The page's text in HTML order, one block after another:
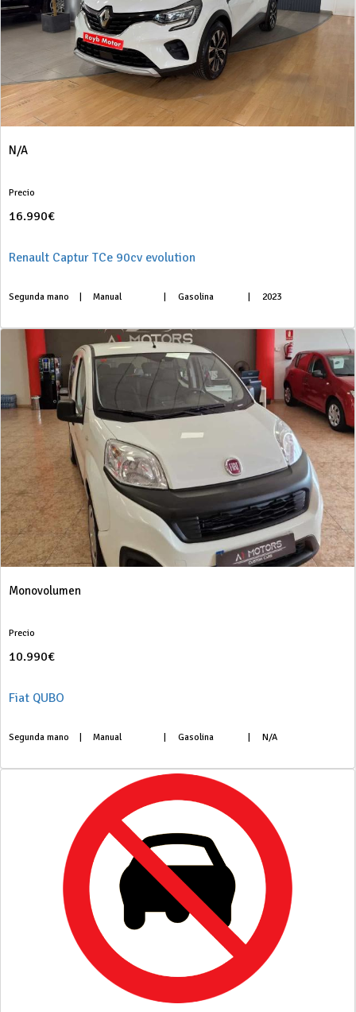
N/A
Precio
16.990€
Renault Captur TCe 90cv evolution
Segunda mano Manual Gasolina 2023
Monovolumen
Precio
10.990€
Fiat QUBO
Segunda mano Manual Gasolina N/A